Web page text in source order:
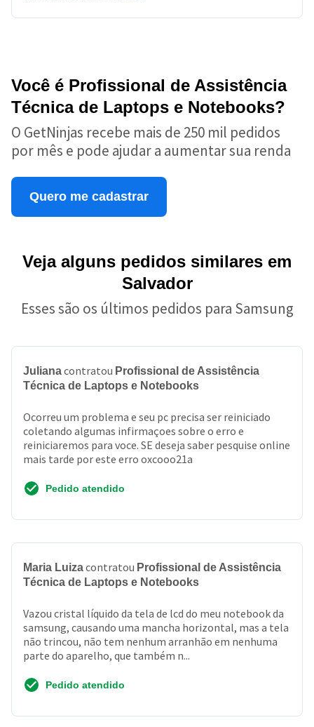
Você é Profissional de Assistência
Técnica de Laptops e Notebooks?
O GetNinjas recebe mais de 250 mil pedidos
por mês e pode ajudar a aumentar sua renda
Quero me cadastrar
Veja alguns pedidos similares em
Salvador
Esses são os últimos pedidos para Samsung
Julianacontratou Profissional de Assistência
Técnica de Laptops e Notebooks
Ocorreu um problema e seu pc precisa ser reiniciado
coletando algumas infirmaçoes sobre o erro e
reiniciaremos para voce. SE deseja saber pesquise online
mais tarde por este erro oxcooo21a
Pedido atendido
Maria Luizacontratou Profissional de Assistência
Técnica de Laptops e Notebooks
Vazou cristal líquido da tela de lcd do meu notebook da
samsung, causando uma mancha horizontal, mas a tela
não trincou, não tem nenhum arranhão em nenhuma
parte do aparelho, que também n...
Pedido atendido